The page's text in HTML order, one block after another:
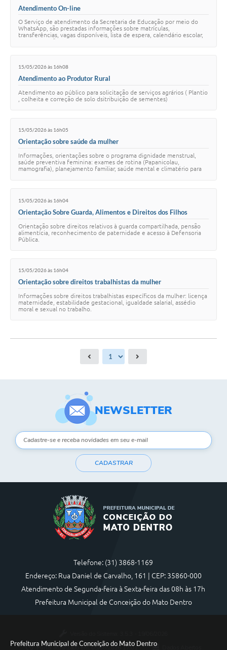
Prefeitura Municipal de Conceição do Mato Dentro
Atendimento On-line
O Serviço de atendimento da Secretaria de Educação por meio do
WhatsApp, são prestadas informações sobre matrículas,
transferências, vagas disponíveis, lista de espera, calendário escolar,
15/05/2026 às 16h08
Atendimento ao Produtor Rural
Atendimento ao público para solicitação de serviços agrários ( Plantio
, colheita e correção de solo dsitribuição de sementes)
15/05/2026 às 16h05
Orientação sobre saúde da mulher
Informações, orientações sobre o programa dignidade menstrual,
saúde preventiva feminina: exames de rotina (Papanicolau,
mamografia), planejamento familiar, saúde mental e climatério para
15/05/2026 às 16h04
Orientação Sobre Guarda, Alimentos e Direitos dos Filhos
Orientação sobre direitos relativos à guarda compartilhada, pensão
alimentícia, reconhecimento de paternidade e acesso à Defensoria
Pública.
15/05/2026 às 16h04
Orientação sobre direitos trabalhistas da mulher
Informações sobre direitos trabalhistas específicos da mulher: licença
maternidade, estabilidade gestacional, igualdade salarial, assédio
moral e sexual no trabalho.
NEWSLETTER
CADASTRAR
Telefone: (31) 3868-1169
Endereço: Rua Daniel de Carvalho, 161 | CEP: 35860-000
Atendimento de Segunda-feira à Sexta-feira das 08h às 17h
Prefeitura Municipal de Conceição do Mato Dentro
Portal atualizado em:05/08/2026 17:01